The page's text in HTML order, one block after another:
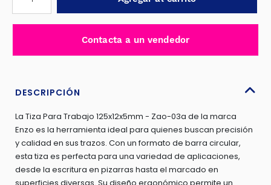
PARA
TRABAJO
cantidad
Contacta a un vendedor
DESCRIPCIÓN
La Tiza Para Trabajo 125x12x5mm - Zao-03a de la marca
Enzo es la herramienta ideal para quienes buscan precisión
y calidad en sus trazos. Con un formato de barra circular,
esta tiza es perfecta para una variedad de aplicaciones,
desde la escritura en pizarras hasta el marcado en